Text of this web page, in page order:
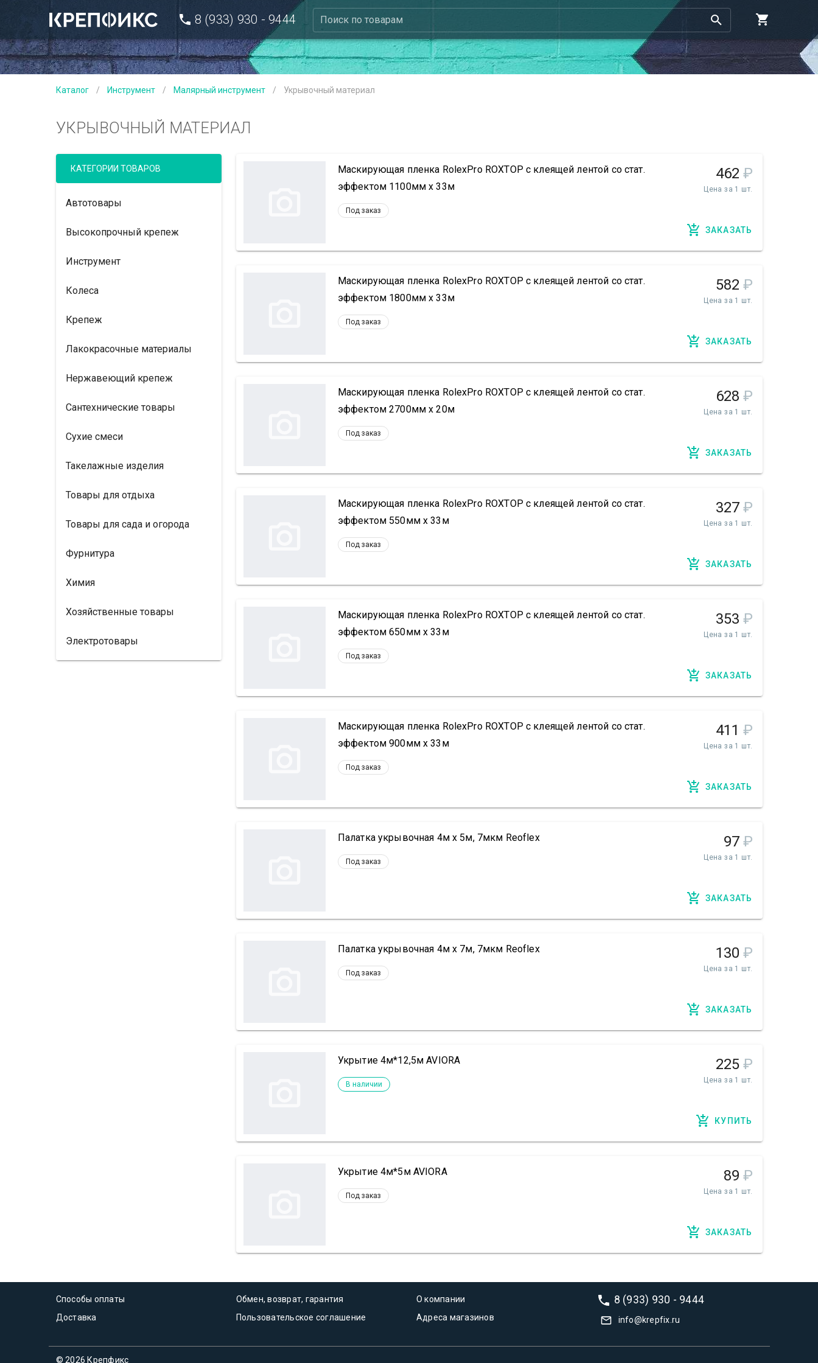
8 (933) 930 - 9444 Поиск по товарам
Каталог / Инструмент / Малярный инструмент / Укрывочный материал
УКРЫВОЧНЫЙ МАТЕРИАЛ
КАТЕГОРИИ ТОВАРОВ
Автотовары
Высокопрочный крепеж
Инструмент
Колеса
Крепеж
Лакокрасочные материалы
Нержавеющий крепеж
Сантехнические товары
Сухие смеси
Такелажные изделия
Товары для отдыха
Товары для сада и огорода
Фурнитура
Химия
Хозяйственные товары
Электротовары
Маскирующая пленка RolexPro ROXTOP с клеящей лентой со стат.
эффектом 1100мм х 33м
Под заказ
462 ₽
Цена за 1 шт.
ЗАКАЗАТЬ
Маскирующая пленка RolexPro ROXTOP с клеящей лентой со стат.
эффектом 1800мм х 33м
Под заказ
582 ₽
Цена за 1 шт.
ЗАКАЗАТЬ
Маскирующая пленка RolexPro ROXTOP с клеящей лентой со стат.
эффектом 2700мм х 20м
Под заказ
628 ₽
Цена за 1 шт.
ЗАКАЗАТЬ
Маскирующая пленка RolexPro ROXTOP с клеящей лентой со стат.
эффектом 550мм х 33м
Под заказ
327 ₽
Цена за 1 шт.
ЗАКАЗАТЬ
Маскирующая пленка RolexPro ROXTOP с клеящей лентой со стат.
эффектом 650мм х 33м
Под заказ
353 ₽
Цена за 1 шт.
ЗАКАЗАТЬ
Маскирующая пленка RolexPro ROXTOP с клеящей лентой со стат.
эффектом 900мм х 33м
Под заказ
411 ₽
Цена за 1 шт.
ЗАКАЗАТЬ
Палатка укрывочная 4м х 5м, 7мкм Reoflex
Под заказ
97 ₽
Цена за 1 шт.
ЗАКАЗАТЬ
Палатка укрывочная 4м х 7м, 7мкм Reoflex
Под заказ
130 ₽
Цена за 1 шт.
ЗАКАЗАТЬ
Укрытие 4м*12,5м AVIORA
В наличии
225 ₽
Цена за 1 шт.
КУПИТЬ
Укрытие 4м*5м AVIORA
Под заказ
89 ₽
Цена за 1 шт.
ЗАКАЗАТЬ
Способы оплаты
Доставка
Обмен, возврат, гарантия
Пользовательское соглашение
О компании
Адреса магазинов
8 (933) 930 - 9444
info@krepfix.ru
© 2026 Крепфикс